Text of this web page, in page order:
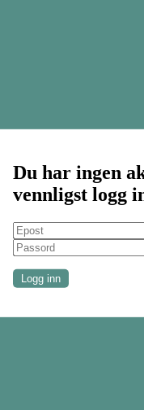
Du har ingen
vennligst logg
Logg inn